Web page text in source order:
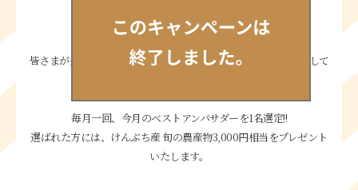
意外と美味しい組み合わせ
おすすめレシピetc
皆さまが撮影した美味しそうなけんぶち産キヌアの画像を投稿して
毎⽉⼀回、今⽉のベストアンバサダーを1名選定!!
選ばれた⽅には、けんぶち産 旬の農産物3,000円相当をプレゼント
いたします。